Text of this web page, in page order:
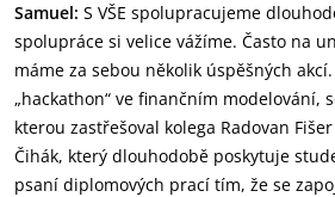
Samuel: S VŠE spolupracujeme
spolupráce si velice vážíme. Často na
máme za sebou několik úspěšných
„hackathon“ ve finančním modelování,
kterou zastřešoval kolega Radovan
Čihák, který dlouhodobě poskytuje
psaní diplomových prací tím, že se